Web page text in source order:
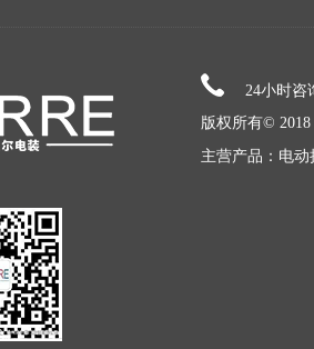
24小时咨
版权所有©
主营产品：电